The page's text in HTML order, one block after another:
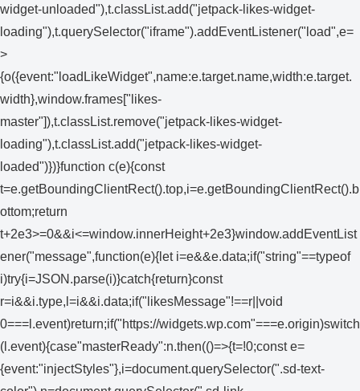
widget-unloaded"),t.classList.add("jetpack-likes-widget-
loading"),t.querySelector("iframe").addEventListener("load",e=
>
{o({event:"loadLikeWidget",name:e.target.name,width:e.target.
width},window.frames["likes-
master"]),t.classList.remove("jetpack-likes-widget-
loading"),t.classList.add("jetpack-likes-widget-
loaded")})}function c(e){const
t=e.getBoundingClientRect().top,i=e.getBoundingClientRect().b
ottom;return
t+2e3>=0&&i<=window.innerHeight+2e3}window.addEventList
ener("message",function(e){let i=e&&e.data;if("string"==typeof
i)try{i=JSON.parse(i)}catch{return}const
r=i&&i.type,l=i&&i.data;if("likesMessage"!==r||void
0===l.event)return;if("https://widgets.wp.com"===e.origin)switch
(l.event){case"masterReady":n.then(()=>{t=!0;const e=
{event:"injectStyles"},i=document.querySelector(".sd-text-